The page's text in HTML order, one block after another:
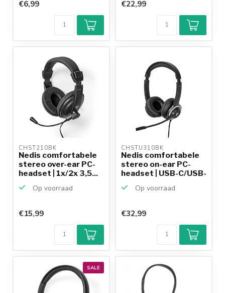
€6,99 €22,99
CHST210BK
Nedis comfortabele
stereo over-ear PC-
headset | 1x/2x 3,5...
Op voorraad
€15,99
CHSTU310BK
Nedis comfortabele
stereo on-ear PC-
headset | USB-C/USB-
Op voorraad
€32,99
SALE